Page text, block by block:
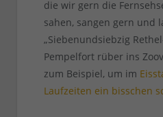
die wir gern die
sahen, sangen gern und
„Siebenundsiebzig
Pempelfort rüber ins
zum Beispiel, um im
Laufzeiten ein bisschen